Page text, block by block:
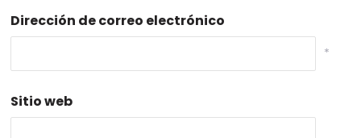
Dirección de correo electrónico
*
Sitio web